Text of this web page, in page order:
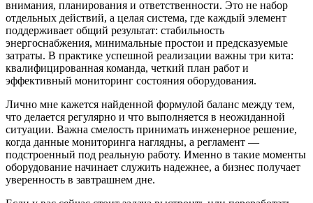
внимания, планирования и ответственности. Это не набор
отдельных действий, а целая система, где каждый элемент
поддерживает общий результат: стабильность
энергоснабжения, минимальные простои и предсказуемые
затраты. В практике успешной реализации важны три кита:
квалифицированная команда, четкий план работ и
эффективный мониторинг состояния оборудования.
Лично мне кажется найденной формулой баланс между тем,
что делается регулярно и что выполняется в неожиданной
ситуации. Важна смелость принимать инженерное решение,
когда данные мониторинга наглядны, а регламент —
подстроенный под реальную работу. Именно в такие моменты
оборудование начинает служить надежнее, а бизнес получает
уверенность в завтрашнем дне.